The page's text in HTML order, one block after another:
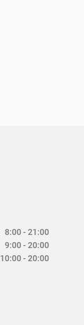
8:00 - 21:00
9:00 - 20:00
10:00 - 20:00